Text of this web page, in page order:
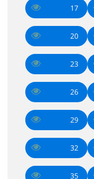
17
20
23
26
29
32
35